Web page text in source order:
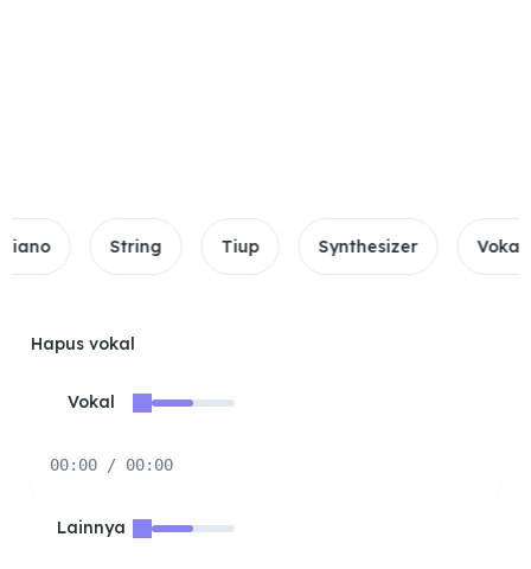
String Tiup Synthesizer
Hapus vokal
Vokal
00:00 / 00:00
Lainnya